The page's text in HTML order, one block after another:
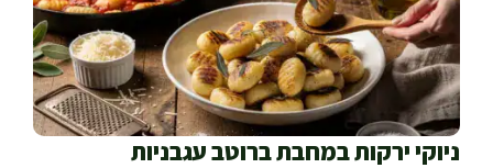
ניוקי ירקות במחבת ברוטב עגבניות